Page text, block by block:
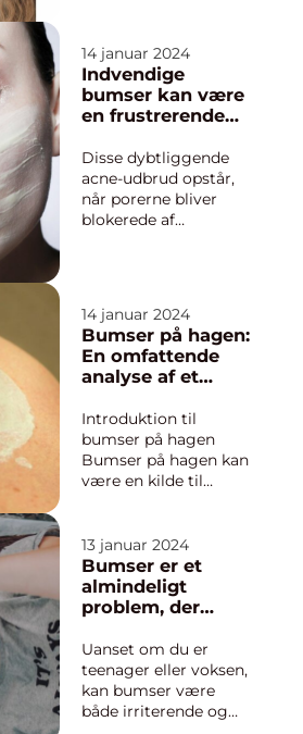
mennesker. Selvom
de ofte er forbundet
med ansigtet og
ryggen, kan bumser
hovedbunden. I denne
artikel vil vi uddybe,
hvad bums...
14 januar 2024
Indvendige
bumser kan være
en frustrerende
oplevelse for
mange
mennesker
Disse dybtliggende
acne-udbrud opstår,
når porerne bliver
blokerede af
betændelse og
hævelse under huden.
I denne artikel vil vi
udforske alt hvad der
indvendi...
14 januar 2024
Bumser på hagen:
En omfattende
analyse af et
skønhedsproblem
Introduktion til
bumser på hagen
Bumser på hagen kan
være en kilde til
mer for mange
mennesker. Uanset
alder eller køn kan
denne form for akne
hele verden. I denne
artikel vil vi dykke ned
i, hv...
13 januar 2024
Bumser er et
almindeligt
problem, der
mennesker over
hele verden
Uanset om du er
teenager eller voksen,
kan bumser være
både irriterende og